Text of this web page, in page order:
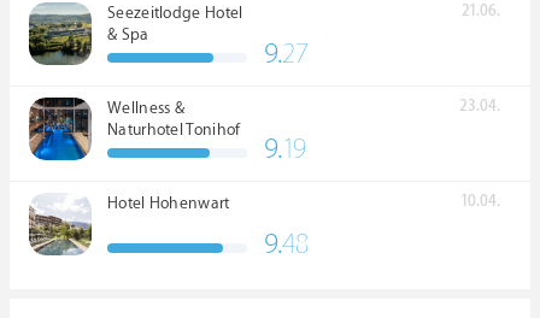
Seezeitlodge Hotel
& Spa
21.06.
9.27
Wellness &
Naturhotel Tonihof
****S
23.04.
9.19
Hotel Hohenwart 10.04.
9.48